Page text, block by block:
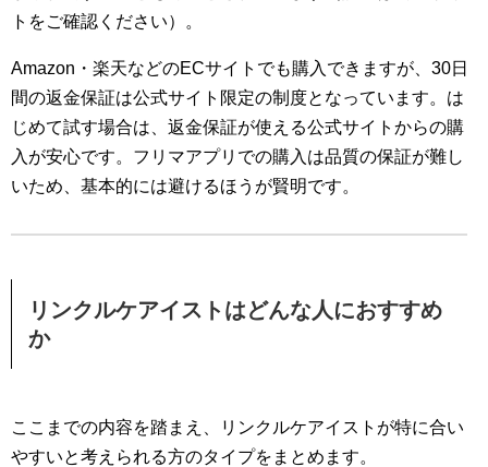
トをご確認ください）。
Amazon・楽天などのECサイトでも購入できますが、30日
間の返金保証は公式サイト限定の制度となっています。は
じめて試す場合は、返金保証が使える公式サイトからの購
入が安心です。フリマアプリでの購入は品質の保証が難し
いため、基本的には避けるほうが賢明です。
リンクルケアイストはどんな人におすすめ
か
ここまでの内容を踏まえ、リンクルケアイストが特に合い
やすいと考えられる方のタイプをまとめます。